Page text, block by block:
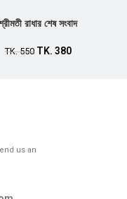
রাধার শেষ সংবাদ
TK.550 TK. 380
us an